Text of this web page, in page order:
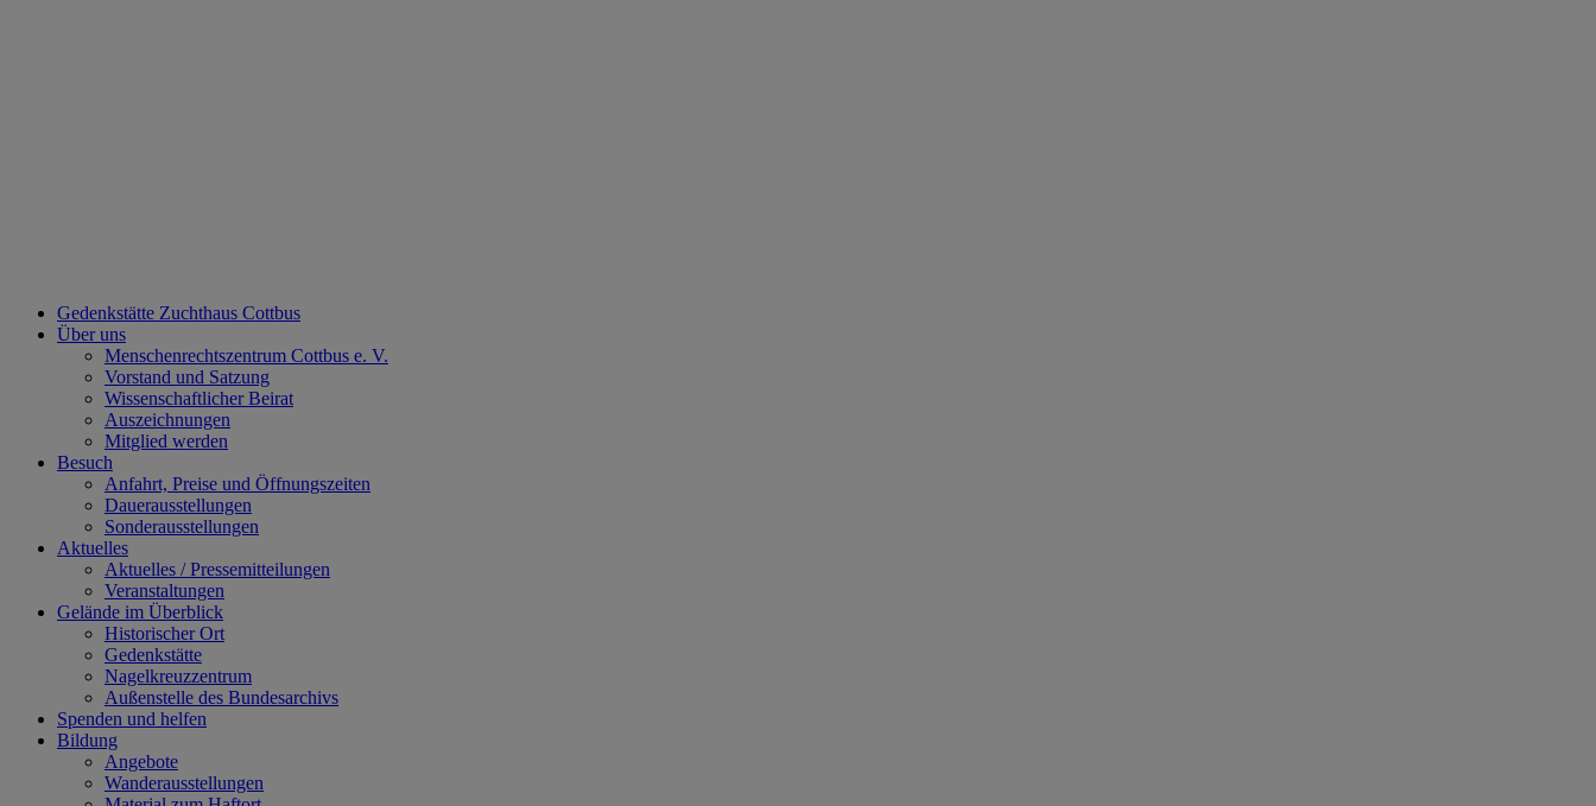
Gedenkstätte Zuchthaus Cottbus
Über uns
Menschenrechtszentrum Cottbus e. V.
Vorstand und Satzung
Wissenschaftlicher Beirat
Auszeichnungen
Mitglied werden
Besuch
Anfahrt, Preise und Öffnungszeiten
Dauerausstellungen
Sonderausstellungen
Aktuelles
Aktuelles / Pressemitteilungen
Veranstaltungen
Gelände im Überblick
Historischer Ort
Gedenkstätte
Nagelkreuzzentrum
Außenstelle des Bundesarchivs
Spenden und helfen
Bildung
Angebote
Wanderausstellungen